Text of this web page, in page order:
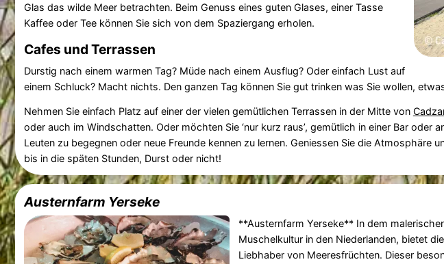
Glas das wilde Meer betrachten. Beim Genuss eines guten Glases, einer Tasse
Kaffee oder Tee können Sie sich von dem Spaziergang erholen.
Cafes und Terrassen
Durstig nach einem warmen Tag? Müde nach einem Ausflug? Oder einfach Lust auf
einem Schluck? Macht nichts. Den ganzen Tag können Sie gut trinken was Sie wollen,
Nehmen Sie einfach Platz auf einer der vielen gemütlichen Terrassen in der Mitte von
oder auch im Windschatten. Oder möchten Sie ‘nur kurz raus’, gemütlich in einer Bar oder
Leuten zu begegnen oder neue Freunde kennen zu lernen. Geniessen Sie die Atmosphäre
bis in die späten Stunden, Durst oder nicht!
Austernfarm Yerseke
**Austernfarm Yerseke** In dem
Muschelkultur in den Niederlanden, bietet die
Liebhaber von Meeresfrüchten. Dieser